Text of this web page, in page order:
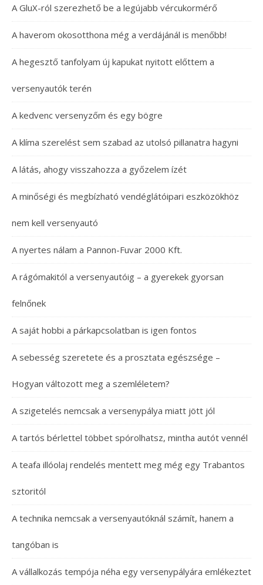
A GluX-ról szerezhető be a legújabb vércukormérő
A haverom okosotthona még a verdájánál is menőbb!
A hegesztő tanfolyam új kapukat nyitott előttem a
versenyautók terén
A kedvenc versenyzőm és egy bögre
A klíma szerelést sem szabad az utolsó pillanatra hagyni
A látás, ahogy visszahozza a győzelem ízét
A minőségi és megbízható vendéglátóipari eszközökhöz
nem kell versenyautó
A nyertes nálam a Pannon-Fuvar 2000 Kft.
A rágómakitól a versenyautóig – a gyerekek gyorsan
felnőnek
A saját hobbi a párkapcsolatban is igen fontos
A sebesség szeretete és a prosztata egészsége –
Hogyan változott meg a szemléletem?
A szigetelés nemcsak a versenypálya miatt jött jól
A tartós bérlettel többet spórolhatsz, mintha autót vennél
A teafa illóolaj rendelés mentett meg még egy Trabantos
sztoritól
A technika nemcsak a versenyautóknál számít, hanem a
tangóban is
A vállalkozás tempója néha egy versenypályára emlékeztet